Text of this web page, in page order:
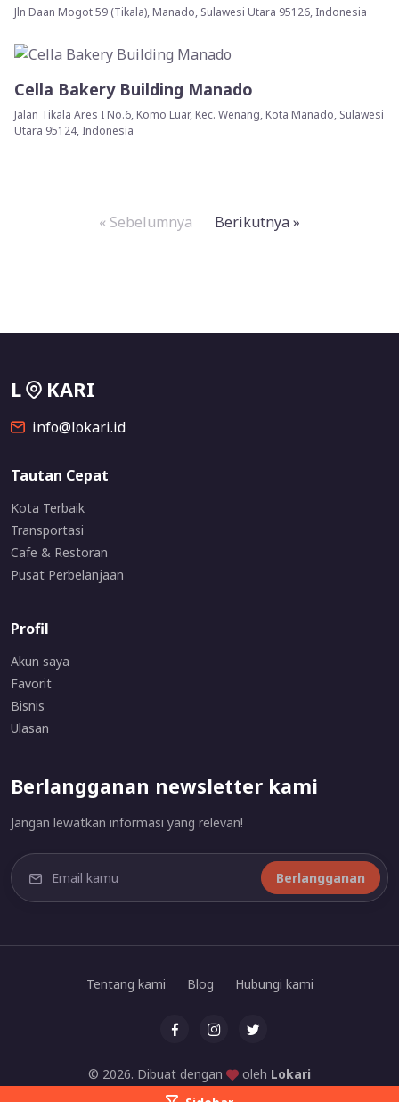
Jln Daan Mogot 59 (Tikala), Manado, Sulawesi Utara 95126, Indonesia
Cella Bakery Building Manado
Jalan Tikala Ares I No.6, Komo Luar, Kec. Wenang, Kota Manado, Sulawesi
Utara 95124, Indonesia
« Sebelumnya Berikutnya »
L KARI
info@lokari.id
Tautan Cepat
Kota Terbaik
Transportasi
Cafe & Restoran
Pusat Perbelanjaan
Profil
Akun saya
Favorit
Bisnis
Ulasan
Berlangganan newsletter kami
Jangan lewatkan informasi yang relevan!
Berlangganan
© 2026. Dibuat dengan oleh Lokari
Tentang kami Blog Hubungi kami